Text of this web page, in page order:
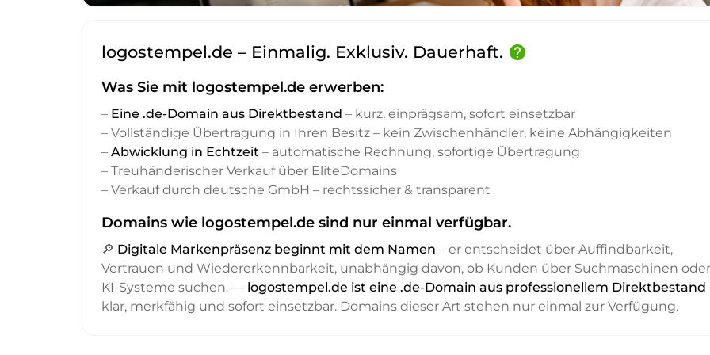
logostempel.de – Einmalig. Exklusiv. Dauerhaft. help
Was Sie mit logostempel.de erwerben:
– Eine .de-Domain aus Direktbestand – kurz, einprägsam, sofort einsetzbar
– Vollständige Übertragung in Ihren Besitz – kein Zwischenhändler, keine Abhängigkeiten
– Abwicklung in Echtzeit – automatische Rechnung, sofortige Übertragung
– Treuhänderischer Verkauf über EliteDomains
– Verkauf durch deutsche GmbH – rechtssicher & transparent
Domains wie logostempel.de sind nur einmal verfügbar.
🔎 Digitale Markenpräsenz beginnt mit dem Namen – er entscheidet über Auffindbarkeit,
Vertrauen und Wiedererkennbarkeit, unabhängig davon, ob Kunden über Suchmaschinen oder
KI-Systeme suchen. — logostempel.de ist eine .de-Domain aus professionellem Direktbestand
klar, merkfähig und sofort einsetzbar. Domains dieser Art stehen nur einmal zur Verfügung.